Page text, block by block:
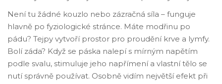
Není tu žádné kouzlo nebo zázračná síla – funguje
hlavně po fyziologické stránce. Máte modřinu po
pádu? Tejpy vytvoří prostor pro proudění krve a lymfy.
Bolí záda? Když se páska nalepí s mírným napětím
podle svalu, stimuluje jeho napřímení a vlastní tělo se
nutí správně používat. Osobně vidím největší efekt při